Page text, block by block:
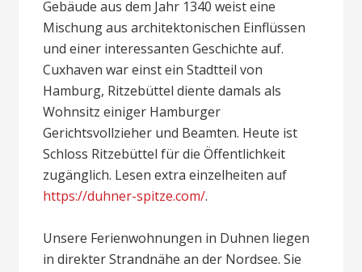
Gebäude aus dem Jahr 1340 weist eine
Mischung aus architektonischen Einflüssen
und einer interessanten Geschichte auf.
Cuxhaven war einst ein Stadtteil von
Hamburg, Ritzebüttel diente damals als
Wohnsitz einiger Hamburger
Gerichtsvollzieher und Beamten. Heute ist
Schloss Ritzebüttel für die Öffentlichkeit
zugänglich. Lesen extra einzelheiten auf
https://duhner-spitze.com/.
Unsere Ferienwohnungen in Duhnen liegen
in direkter Strandnähe an der Nordsee. Sie